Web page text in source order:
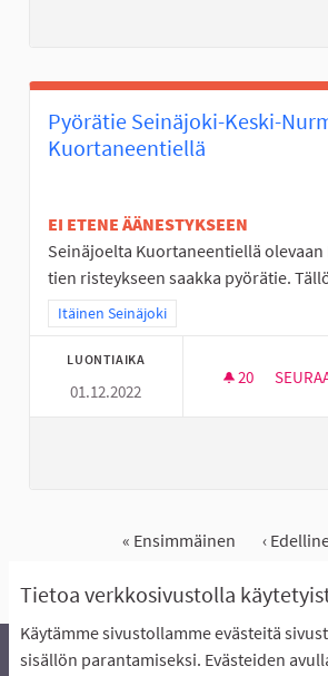
Tietoa verkkosivustolla
Käytämme sivustollamme evästeitä
sisällön parantamiseksi. Evästeiden
Pyörätie Seinäjoki-Keski-
Kuortaneentiellä
EI ETENE ÄÄNESTYKSEEN
Seinäjoelta Kuortaneentiellä
tien risteykseen saakka pyörätie.
Rajaa tulokset teeman mukaan: Itäinen
Itäinen Seinäjoki
LUONTIAIKA
01.12.2022
20 20
« Ensimmäinen ‹
Näytä